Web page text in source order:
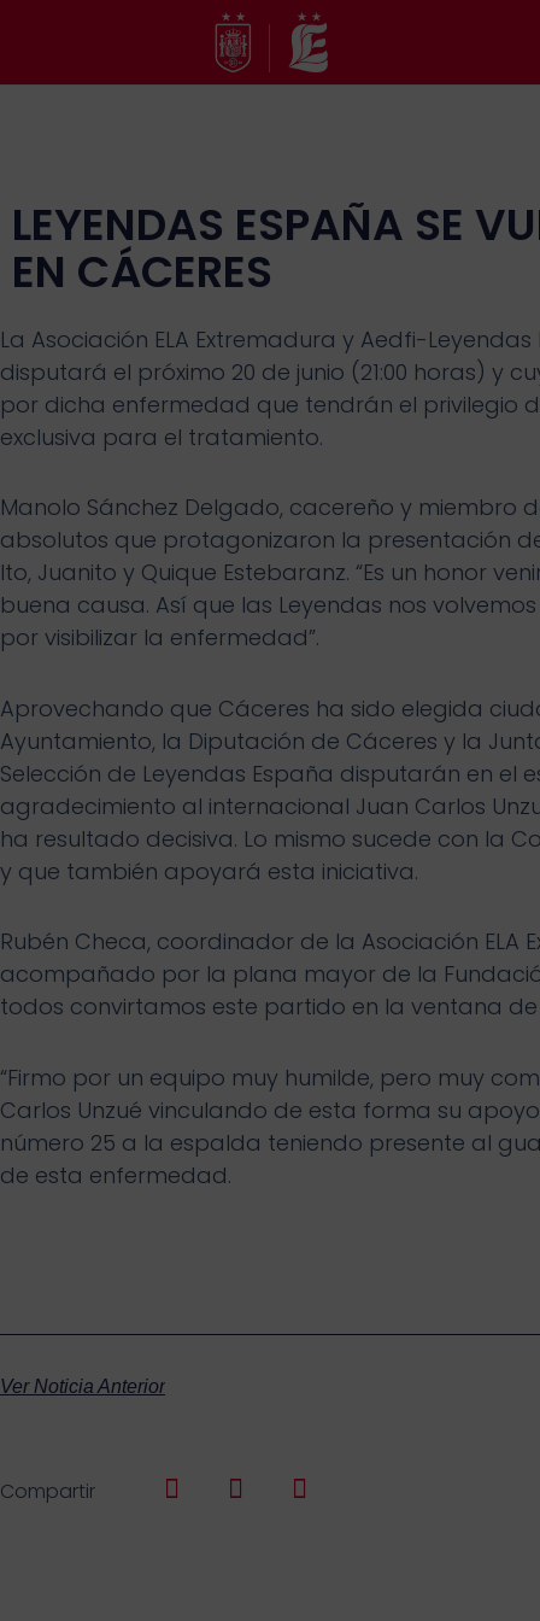
LEYENDAS ESPAÑA SE
EN CÁCERES
La Asociación ELA Extremadura y Aedfi-
disputará el próximo 20 de junio (21:00 horas) y
por dicha enfermedad que tendrán el privilegio
exclusiva para el tratamiento.
Manolo Sánchez Delgado, cacereño y miembro
absolutos que protagonizaron la presentación
Ito, Juanito y Quique Estebaranz. “Es un honor
buena causa. Así que las Leyendas nos
por visibilizar la enfermedad”.
Aprovechando que Cáceres ha sido elegida
Ayuntamiento, la Diputación de Cáceres y la
Selección de Leyendas España disputarán en el
agradecimiento al internacional Juan Carlos
ha resultado decisiva. Lo mismo sucede con la
y que también apoyará esta iniciativa.
Rubén Checa, coordinador de la Asociación
acompañado por la plana mayor de la
todos convirtamos este partido en la ventana de
“Firmo por un equipo muy humilde, pero muy
Carlos Unzué vinculando de esta forma su
número 25 a la espalda teniendo presente al
de esta enfermedad.
Ver Noticia Anterior
Compartir